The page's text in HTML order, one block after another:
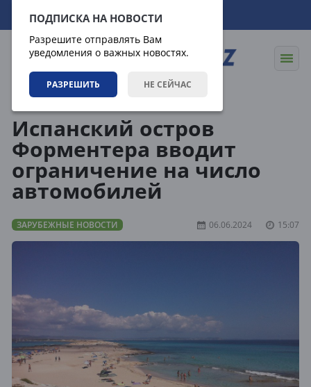
ПОДПИСКА НА НОВОСТИ
Разрешите отправлять Вам
уведомления о важных новостях.
РАЗРЕШИТЬ НЕ СЕЙЧАС
09.08.2026 04:15:33
Испанский остров
Форментера вводит
ограничение на число
автомобилей
ЗАРУБЕЖНЫЕ НОВОСТИ 06.06.2024 15:07